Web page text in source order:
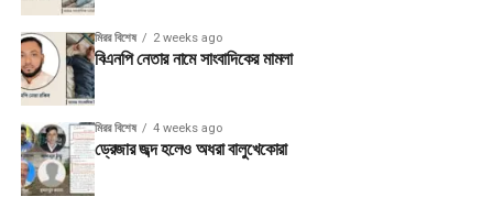
মিরর বিশেষ 2 weeks ago
বিএনপি নেতার নামে সাংবাদিকের মামলা
মিরর বিশেষ 4 weeks ago
ড্রেজার জব্দ হলেও অধরা বালুখেকোরা